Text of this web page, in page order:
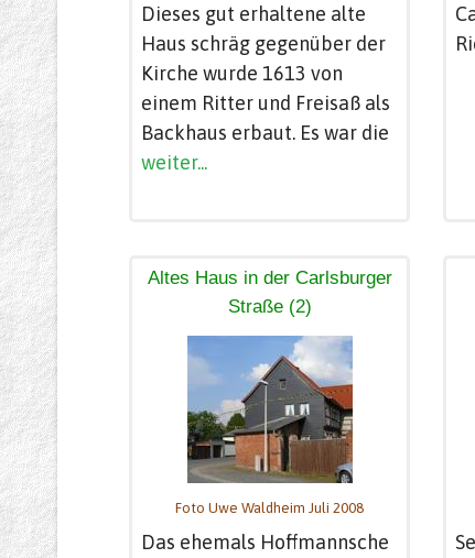
Dieses gut erhaltene alte
Haus schräg gegenüber der
Kirche wurde 1613 von
einem Ritter und Freisaß als
Backhaus erbaut. Es war die
weiter...
Altes Haus in der Carlsburger
Straße (2)
Foto Uwe Waldheim Juli 2008
Das ehemals Hoffmannsche